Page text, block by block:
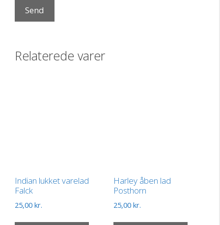
Relaterede varer
Indian lukket varelad
Falck
25,00 kr.
Harley åben lad
Posthorn
25,00 kr.